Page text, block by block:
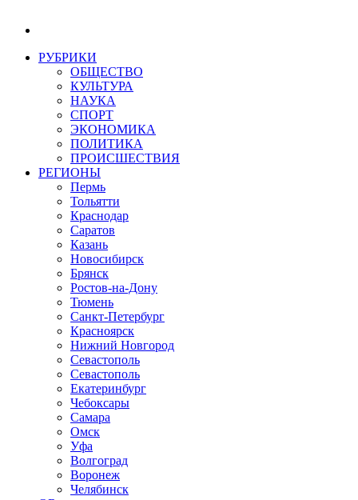
РУБРИКИ
ОБЩЕСТВО
КУЛЬТУРА
НАУКА
СПОРТ
ЭКОНОМИКА
ПОЛИТИКА
ПРОИСШЕСТВИЯ
РЕГИОНЫ
Пермь
Тольятти
Краснодар
Саратов
Казань
Новосибирск
Брянск
Ростов-на-Дону
Тюмень
Санкт-Петербург
Красноярск
Нижний Новгород
Севастополь
Севастополь
Екатеринбург
Чебоксары
Самара
Омск
Уфа
Волгоград
Воронеж
Челябинск